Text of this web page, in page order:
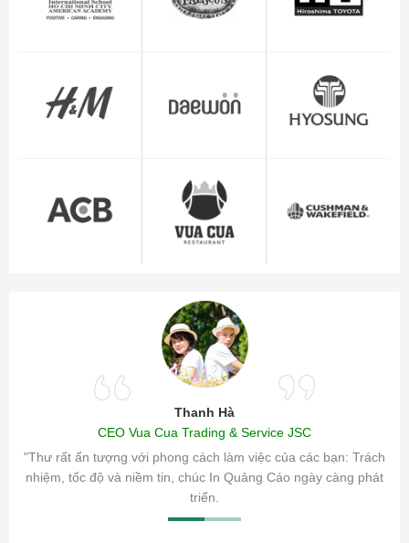
Thanh Hà
CEO Vua Cua Trading & Service JSC
"Thư rất ấn tượng với phong cách làm việc của các bạn: Trách
nhiệm, tốc độ và niềm tin, chúc In Quảng Cáo ngày càng phát
triển.
sóc